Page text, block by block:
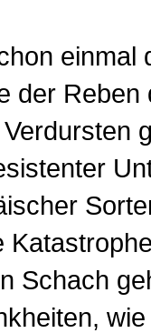
einmal
der Reben
Schach